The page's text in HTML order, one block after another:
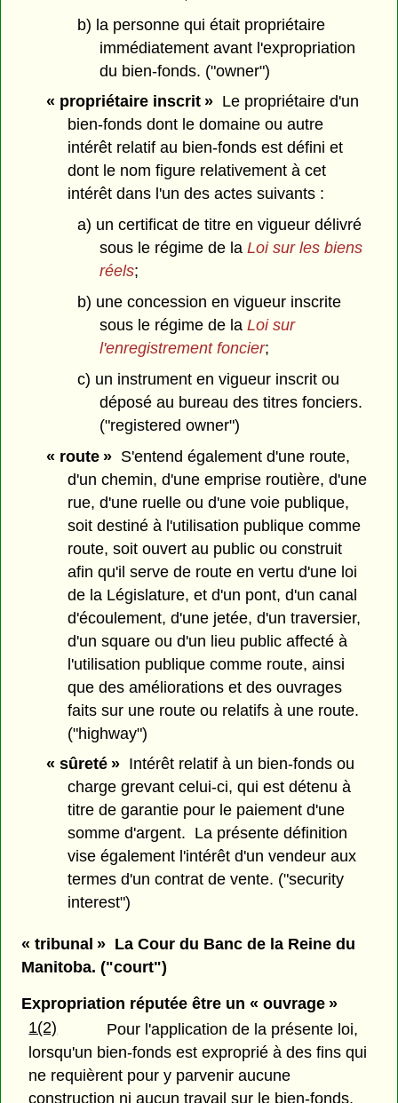
b) la personne qui était propriétaire
immédiatement avant l'expropriation
du bien-fonds. ("owner")
« propriétaire inscrit »Le propriétaire d'un
bien-fonds dont le domaine ou autre
intérêt relatif au bien-fonds est défini et
dont le nom figure relativement à cet
intérêt dans l'un des actes suivants :
a) un certificat de titre en vigueur délivré
sous le régime de la Loi sur les biens
réels;
b) une concession en vigueur inscrite
sous le régime de la Loi sur
l'enregistrement foncier;
c) un instrument en vigueur inscrit ou
déposé au bureau des titres fonciers.
("registered owner")
« route »S'entend également d'une route,
d'un chemin, d'une emprise routière, d'une
rue, d'une ruelle ou d'une voie publique,
soit destiné à l'utilisation publique comme
route, soit ouvert au public ou construit
afin qu'il serve de route en vertu d'une loi
de la Législature, et d'un pont, d'un canal
d'écoulement, d'une jetée, d'un traversier,
d'un square ou d'un lieu public affecté à
l'utilisation publique comme route, ainsi
que des améliorations et des ouvrages
faits sur une route ou relatifs à une route.
("highway")
« sûreté »Intérêt relatif à un bien-fonds ou
charge grevant celui-ci, qui est détenu à
titre de garantie pour le paiement d'une
somme d'argent. La présente définition
vise également l'intérêt d'un vendeur aux
termes d'un contrat de vente. ("security
interest")
« tribunal » La Cour du Banc de la Reine du
Manitoba. ("court")
Expropriation réputée être un « ouvrage »
1(2)
Pour l'application de la présente loi,
lorsqu'un bien-fonds est exproprié à des fins qui
ne requièrent pour y parvenir aucune
construction ni aucun travail sur le bien-fonds,